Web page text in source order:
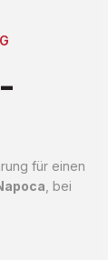
für einen
, bei